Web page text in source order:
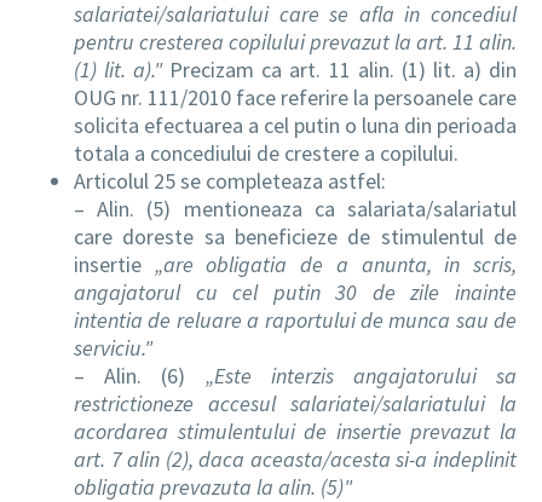
salariatei/salariatului care se afla in concediul
pentru cresterea copilului prevazut la art. 11 alin.
(1) lit. a)."Precizam ca art. 11 alin. (1) lit. a) din
OUG nr. 111/2010 face referire la persoanele care
solicita efectuarea a cel putin o luna din perioada
totala a concediului de crestere a copilului.
Articolul 25 se completeaza astfel:
– Alin. (5) mentioneaza ca salariata/salariatul
care doreste sa beneficieze de stimulentul de
insertie „are obligatia de a anunta, in scris,
angajatorul cu cel putin 30 de zile inainte
intentia de reluare a raportului de munca sau de
serviciu."
– Alin. (6) „Este interzis angajatorului sa
restrictioneze accesul salariatei/salariatului la
acordarea stimulentului de insertie prevazut la
art. 7 alin (2), daca aceasta/acesta si-a indeplinit
obligatia prevazuta la alin. (5)"